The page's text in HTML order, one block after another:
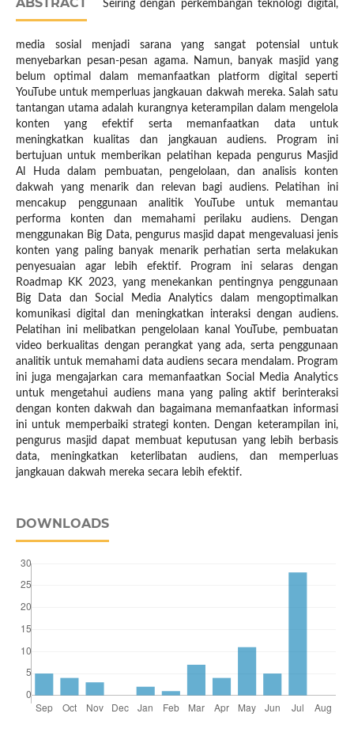
Seiring dengan perkembangan teknologi digital,
media sosial menjadi sarana yang sangat potensial untuk
menyebarkan pesan-pesan agama. Namun, banyak masjid yang
belum optimal dalam memanfaatkan platform digital seperti
YouTube untuk memperluas jangkauan dakwah mereka. Salah satu
tantangan utama adalah kurangnya keterampilan dalam mengelola
konten yang efektif serta memanfaatkan data untuk
meningkatkan kualitas dan jangkauan audiens. Program ini
bertujuan untuk memberikan pelatihan kepada pengurus Masjid
Al Huda dalam pembuatan, pengelolaan, dan analisis konten
dakwah yang menarik dan relevan bagi audiens. Pelatihan ini
mencakup penggunaan analitik YouTube untuk memantau
performa konten dan memahami perilaku audiens. Dengan
menggunakan Big Data, pengurus masjid dapat mengevaluasi jenis
konten yang paling banyak menarik perhatian serta melakukan
penyesuaian agar lebih efektif. Program ini selaras dengan
Roadmap KK 2023, yang menekankan pentingnya penggunaan
Big Data dan Social Media Analytics dalam mengoptimalkan
komunikasi digital dan meningkatkan interaksi dengan audiens.
Pelatihan ini melibatkan pengelolaan kanal YouTube, pembuatan
video berkualitas dengan perangkat yang ada, serta penggunaan
analitik untuk memahami data audiens secara mendalam. Program
ini juga mengajarkan cara memanfaatkan Social Media Analytics
untuk mengetahui audiens mana yang paling aktif berinteraksi
dengan konten dakwah dan bagaimana memanfaatkan informasi
ini untuk memperbaiki strategi konten. Dengan keterampilan ini,
pengurus masjid dapat membuat keputusan yang lebih berbasis
data, meningkatkan keterlibatan audiens, dan memperluas
jangkauan dakwah mereka secara lebih efektif.
DOWNLOADS